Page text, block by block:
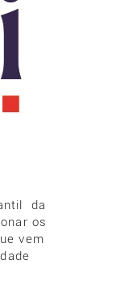
da
os
vem